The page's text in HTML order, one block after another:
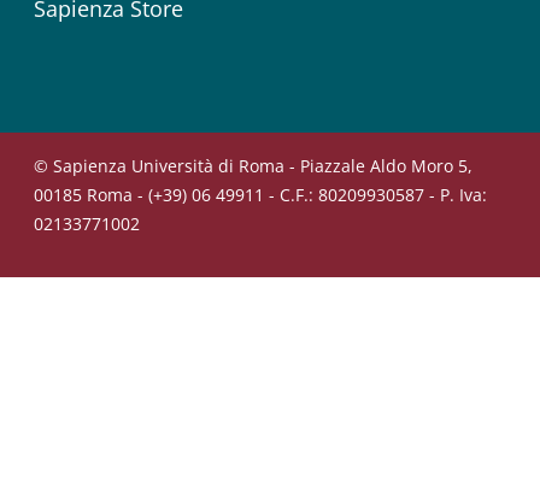
Sapienza Store
© Sapienza Università di Roma - Piazzale Aldo Moro 5,
00185 Roma - (+39) 06 49911 - C.F.: 80209930587 - P. Iva:
02133771002